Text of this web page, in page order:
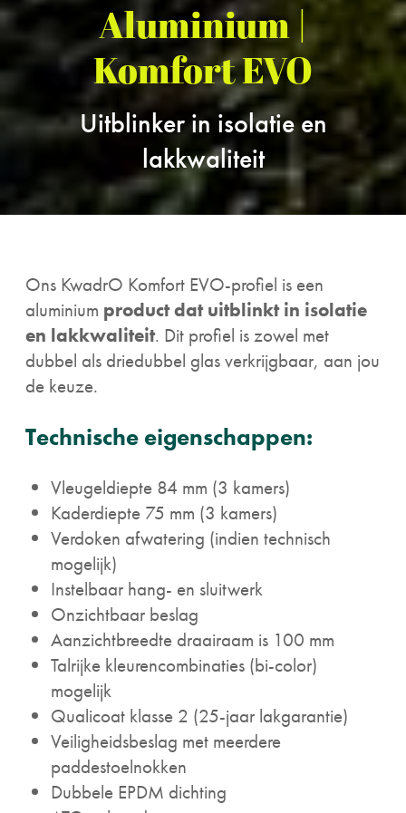
Aluminium |
Komfort EVO
Uitblinker in isolatie en
lakkwaliteit
Ons KwadrO Komfort EVO-profiel is een
aluminium product dat uitblinkt in isolatie
en lakkwaliteit. Dit profiel is zowel met
dubbel als driedubbel glas verkrijgbaar, aan jou
de keuze.
Technische eigenschappen:
Vleugeldiepte 84 mm (3 kamers)
Kaderdiepte 75 mm (3 kamers)
Verdoken afwatering (indien technisch
mogelijk)
Instelbaar hang- en sluitwerk
Onzichtbaar beslag
Aanzichtbreedte draairaam is 100 mm
Talrijke kleurencombinaties (bi-color)
mogelijk
Qualicoat klasse 2 (25-jaar lakgarantie)
Veiligheidsbeslag met meerdere
paddestoelnokken
Dubbele EPDM dichting